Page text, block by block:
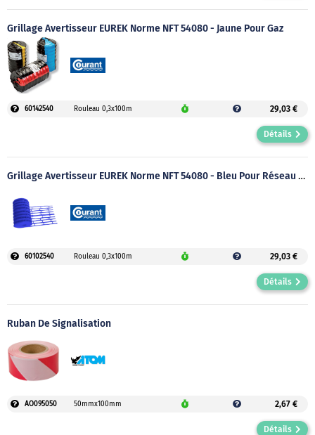
Grillage Avertisseur EUREK Norme NFT 54080 - Jaune Pour Gaz
60142540 Rouleau 0,3x100m 29,03 €
Détails
Grillage Avertisseur EUREK Norme NFT 54080 - Bleu Pour Réseau Eau
60102540 Rouleau 0,3x100m 29,03 €
Détails
Ruban De Signalisation
AO095050 50mmx100mm 2,67 €
Détails